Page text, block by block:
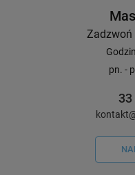
Zadzwoń
pn. -
33